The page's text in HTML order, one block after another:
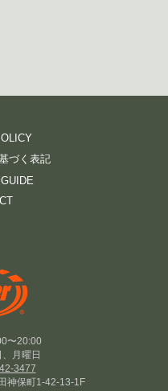
づく表記
〜20:00
月曜日
3477
神保町1-42-13-1F